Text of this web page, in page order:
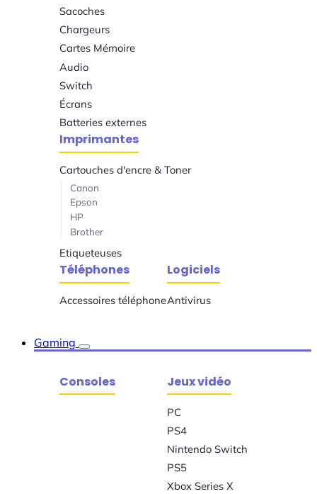
Sacoches
Chargeurs
Cartes Mémoire
Audio
Switch
Écrans
Batteries externes
Imprimantes
Cartouches d'encre & Toner
Canon
Epson
HP
Brother
Etiqueteuses
Téléphones
Accessoires téléphone
Logiciels
Antivirus
Gaming
Consoles Jeux vidéo
PC
PS4
Nintendo Switch
PS5
Xbox Series X